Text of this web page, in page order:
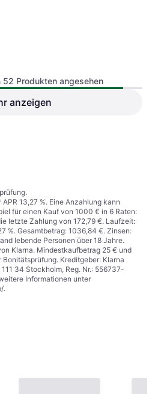
Campingaz Volle Gasflasche
52 Produkten angesehen
anzeigen
13,27 %. Eine Anzahlung kann
für einen Kauf von 1000 € in 6 Raten:
letzte Zahlung von 172,79 €. Laufzeit:
%. Gesamtbetrag: 1036,84 €. Zinsen:
lebende Personen über 18 Jahre.
Klarna. Mindestkaufbetrag 25 € und
Kreditgeber: Klarna
34 Stockholm, Reg. Nr.: 556737-
Informationen unter
.